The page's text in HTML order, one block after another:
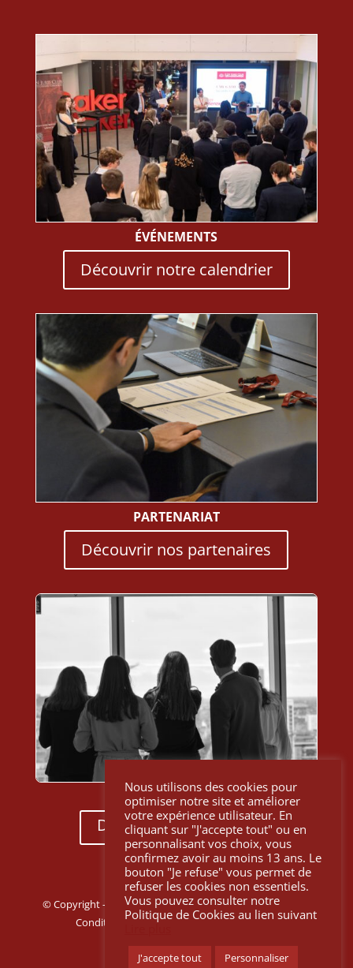
ÉVÉNEMENTS
Découvrir notre calendrier
PARTENARIAT
Découvrir nos partenaires
COMMUNICATION
Découvrir nos articles
© Copyright – 2025 LLN Juris Club |Charte de vie privée
Conditions générales –Politique de cookies
Nous utilisons des cookies pour
optimiser notre site et améliorer
votre expérience utilisateur. En
cliquant sur "J'accepte tout" ou en
personnalisant vos choix, vous
confirmez avoir au moins 13 ans. Le
bouton "Je refuse" vous permet de
refuser les cookies non essentiels.
Vous pouvez consulter notre
Politique de Cookies au lien suivant
J'accepte tout Personnaliser